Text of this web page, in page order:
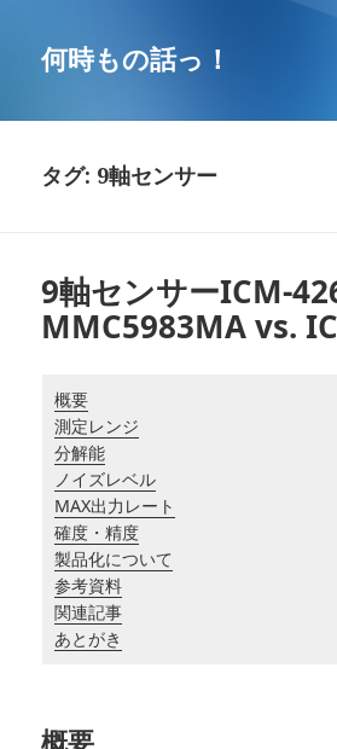
何時もの話っ！
タグ: 9軸センサー
9軸センサーICM-
MMC5983MA vs.
概要
測定レンジ
分解能
ノイズレベル
MAX出力レート
確度・精度
製品化について
参考資料
関連記事
あとがき
概要